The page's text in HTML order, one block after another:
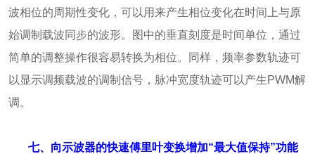
波相位的周期性变化，可以用来产生相位变化在时间上与原
始调制载波同步的波形。图中的垂直刻度是时间单位，通过
简单的调整操作很容易转换为相位。同样，频率参数轨迹可
以显示调频载波的调制信号，脉冲宽度轨迹可以产生PWM解
调。
七、向示波器的快速傅里叶变换增加“最大值保持”功能